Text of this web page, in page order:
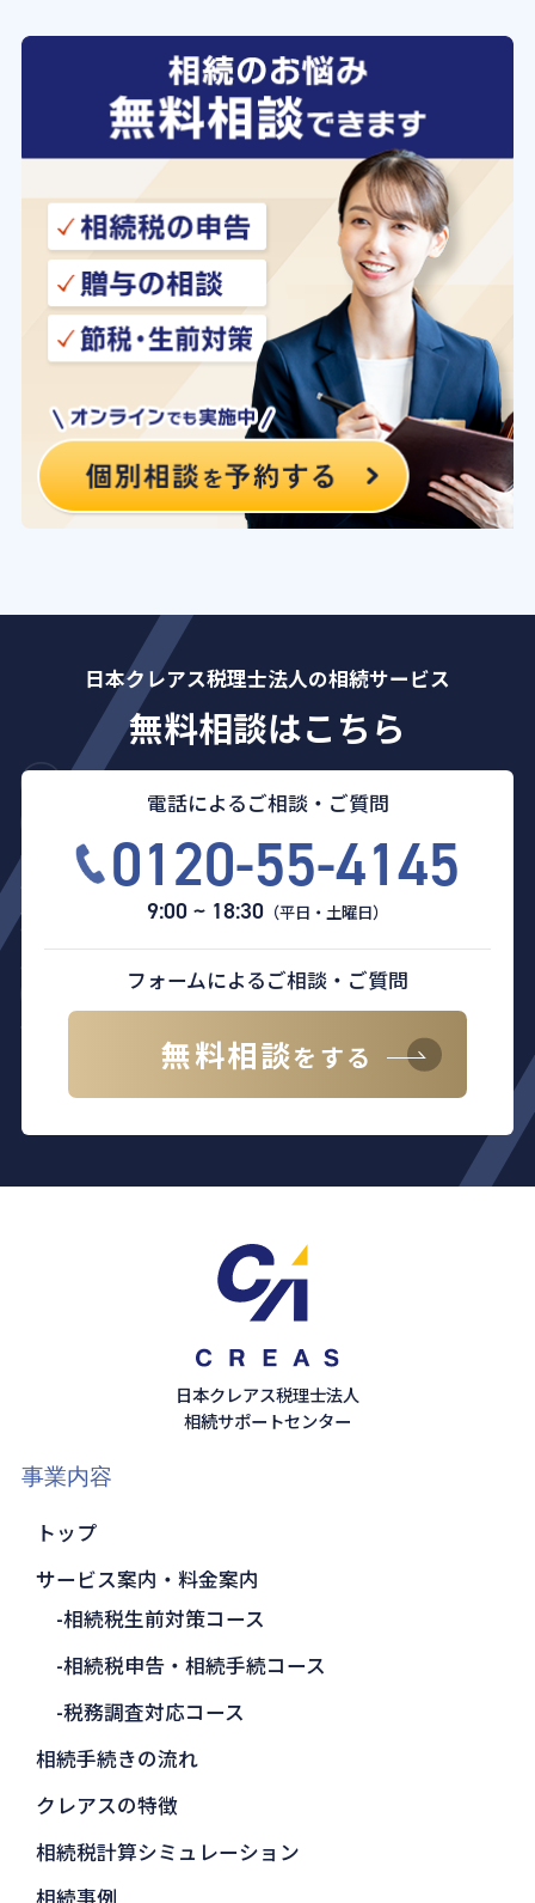
日本クレアス税理士法人の相続サービス
無料相談はこちら
電話によるご相談・ご質問
0120-55-4145
9:00 ~ 18:30 （平日・土曜日）
フォームによるご相談・ご質問
無料相談をする
日本クレアス税理士法人
相続サポートセンター
事業内容
トップ
サービス案内・料金案内
相続税生前対策コース
相続税申告・相続手続コース
税務調査対応コース
相続手続きの流れ
クレアスの特徴
相続税計算シミュレーション